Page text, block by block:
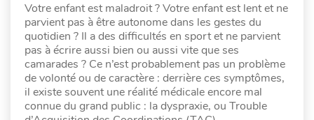
Votre enfant est maladroit ? Votre enfant est lent et ne
parvient pas à être autonome dans les gestes du
quotidien ? Il a des difficultés en sport et ne parvient
pas à écrire aussi bien ou aussi vite que ses
camarades ? Ce n’est probablement pas un problème
de volonté ou de caractère : derrière ces symptômes,
il existe souvent une réalité médicale encore mal
connue du grand public : la dyspraxie, ou Trouble